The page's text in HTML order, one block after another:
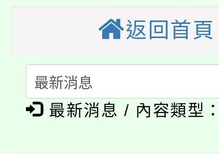
程，歡迎學生輔導中心
系所師生報名參加。
縣市「校園短影音徵
門員」簡章及活動海報
踴躍報名參加。
桃園市115學年度學生
「桃園市補助參觀特色
展演活動實施計畫」
115年度「教育部表揚
義教育推展貢獻獎」
公告本校115學年度第
代理(課)教師甄選結果(
「2026金融保險知識
返回首頁
最新消息 / 內容類型